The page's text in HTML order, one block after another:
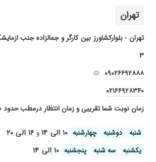
عدم رضایت
میگرن، سرگیجه و حالت گیج و منگی
کردم کارشون حرف نداره
aliiiiiiiiiiiii
دکتر خوش برخورد هستن و
تهران
۳
۰۹۰۲۶۶۹۲۸۸۸
۰۲۱۶۶۹۲۸۳۴۰
زمان نوبت شما تقریبی و زمان انتظار درمطب حدود ۴۰ دقیقه میباشد
شنبه دوشنبه چهارشنبه ۱۰ الی ۱۴ و۱۶ الی ۲۰
یکشنبه سه شنبه پنجشنبه ۱۰ الی ۱۴